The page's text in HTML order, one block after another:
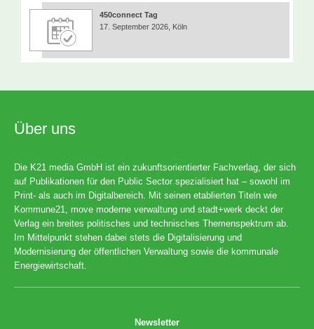
450connect Tag
17. September 2026, Köln
Über uns
Die K21 media GmbH ist ein zukunftsorientierter Fachverlag, der sich
auf Publikationen für den Public Sector spezialisiert hat – sowohl im
Print- als auch im Digitalbereich. Mit seinen etablierten Titeln wie
Kommune21, move moderne verwaltung und stadt+werk deckt der
Verlag ein breites politisches und technisches Themenspektrum ab.
Im Mittelpunkt stehen dabei stets die Digitalisierung und
Modernisierung der öffentlichen Verwaltung sowie die kommunale
Energiewirtschaft.
Newsletter